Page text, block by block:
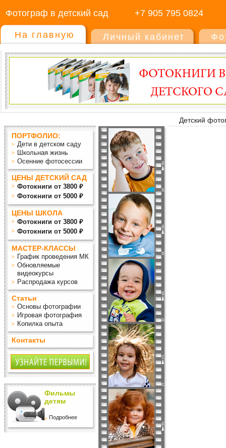
Фотограф в детский сад +7 905 795 0824
На главную Личный кабинет
Детский
ПОРТФОЛИО:
Дети в детском саду
Школьная жизнь
Осенние фотосессии
ЦЕНЫ ДЕТСКИЙ САД
Фотокниги от 3800 ₽
Фотокниги от 5000 ₽
ЦЕНЫ ШКОЛА
Фотокниги от 3800 ₽
Фотокниги от 5000 ₽
МАСТЕР-КЛАССЫ
График проведения МК
Обновляемые
видеокурсы
Распродажа курсов
Статьи
Основы фотографии
Игровая фотография
Копилка опыта
Контакты
Фильмы
детям
Подробнее